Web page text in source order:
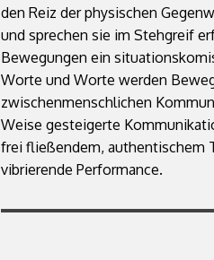
den Reiz der physischen
und sprechen sie im Stehgreif
Bewegungen ein
Worte und Worte werden
zwischenmenschlichen
Weise gesteigerte
frei fließendem, authentischem
vibrierende Performance.